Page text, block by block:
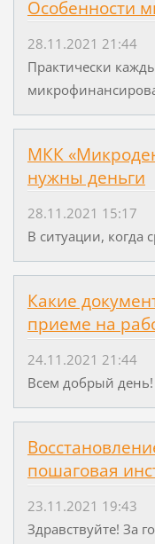
Особенности
28.11.2021 21:44
Практически
МКК
нужны деньги
28.11.2021 15:17
В ситуации, когда
Какие
приеме на
24.11.2021 21:44
Всем добрый день!
пошаговая
23.11.2021 19:43
Здравствуйте! За